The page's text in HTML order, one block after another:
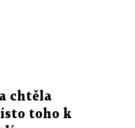
chtěla
toho k